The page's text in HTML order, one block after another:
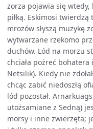
zorza pojawia się
piłką. Eskimosi
mrozów słyszą muzykę
wytwarzane rzekomo
duchów. Lód na morzu
chciała pożreć
Netsilik). Kiedy nie
chcąc zabić niedoszłą
lód pozostał.
utożsamiane z Sedną)
morsy i inne zwierzęta;